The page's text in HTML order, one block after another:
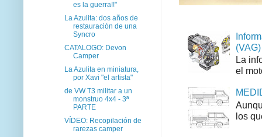
(VAG)
La
el
los
es la guerra!!"
La Azulita: dos años de
restauración de una
Syncro
CATALOGO: Devon
Camper
La Azulita en miniatura,
por Xavi "el artista"
de VW T3 militar a un
monstruo 4x4 - 3ª
PARTE
VÍDEO: Recopilación de
rarezas camper